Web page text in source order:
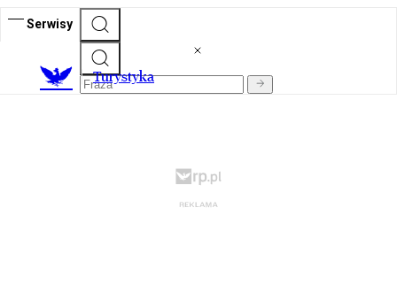
Serwisy
Turystyka